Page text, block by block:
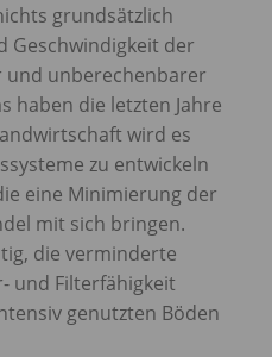
grundsätzlich
Geschwindigkeit der
unberechenbarer
haben die letzten Jahre
wird es
zu entwickeln
eine Minimierung der
mit sich bringen.
die verminderte
und Filterfähigkeit
genutzten Böden